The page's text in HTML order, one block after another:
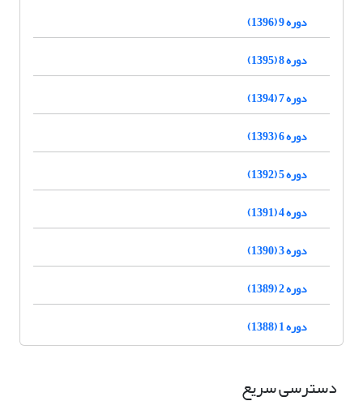
دوره 9 (1396)
دوره 8 (1395)
دوره 7 (1394)
دوره 6 (1393)
دوره 5 (1392)
دوره 4 (1391)
دوره 3 (1390)
دوره 2 (1389)
دوره 1 (1388)
دسترسی سریع